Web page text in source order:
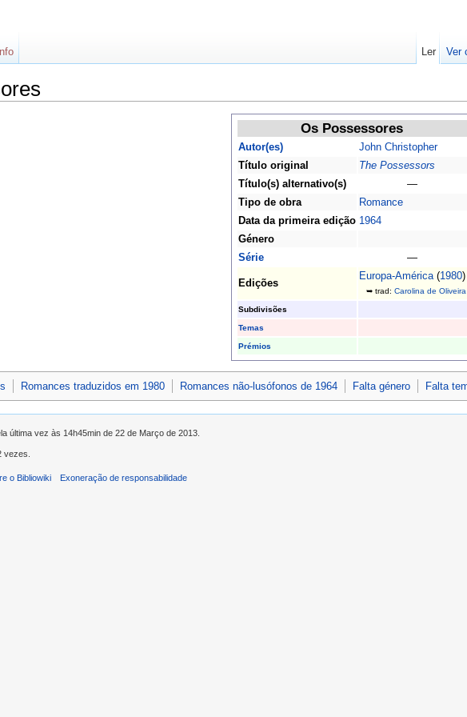
Os Possessores
Autor(es)
John Christopher
Título original
The Possessors
Título(s) alternativo(s)
—
Tipo de obra
Romance
Data da primeira edição 1964
Género
Série
—
Edições
Europa-América(1980)
➥ trad: Carolina de Oliveira
Subdivisões
Temas
Prémios
Romances traduzidos em 1980 Romances não-lusófonos de 1964 Falta género Falta
Ler Ver
última vez às 14h45min de 22 de Março de 2013.
vezes.
o Bibliowiki Exoneração de responsabilidade